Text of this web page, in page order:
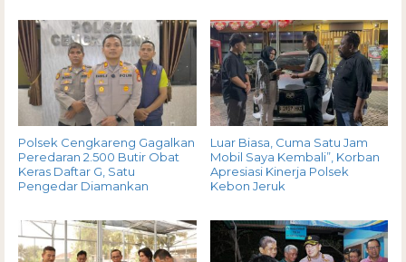
Polsek Cengkareng Gagalkan
Peredaran 2.500 Butir Obat
Keras Daftar G, Satu
Pengedar Diamankan
Luar Biasa, Cuma Satu Jam
Mobil Saya Kembali”, Korban
Apresiasi Kinerja Polsek
Kebon Jeruk